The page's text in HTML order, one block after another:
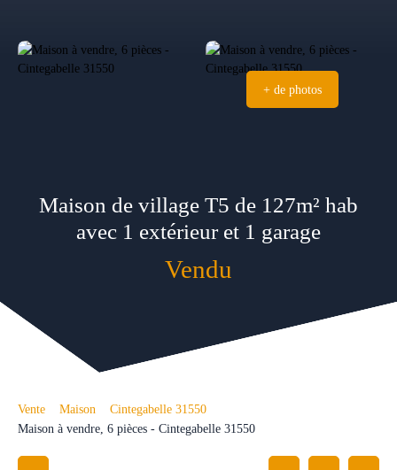
Estimation
+ de photos
Maison de village T5 de 127m² hab
avec 1 extérieur et 1 garage
Vendu
Vente Maison
Cintegabelle 31550
Maison à vendre, 6 pièces - Cintegabelle 31550